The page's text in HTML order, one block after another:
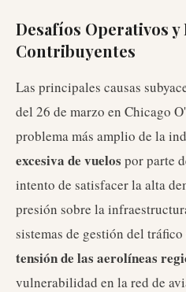
Desafíos Operativos y
Contribuyentes
Las principales causas
del 26 de marzo en Chicago
problema más amplio de la
excesiva de vuelos por parte
intento de satisfacer la alta
presión sobre la
sistemas de gestión del
tensión de las aerolíneas
vulnerabilidad en la red de